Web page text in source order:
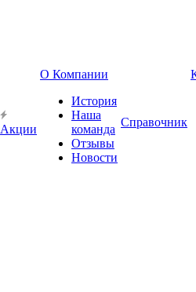
Акции
О Компании
История
Наша
команда
Отзывы
Новости
Справочник